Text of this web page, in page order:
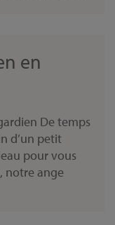
en
De temps
d’un petit
pour vous
notre ange